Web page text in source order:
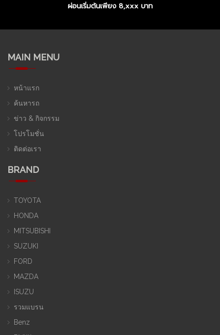
ผ่อนเริ่มต้นเพียง 8,xxx บาท
MAIN MENU
หน้าแรก
ค้นหารถ
ข่าว & กิจกรรม
โปรโมชั่น
ติดต่อเรา
BRAND
TOYOTA
HONDA
MITSUBISHI
SUZUKI
FORD
MAZDA
ISUZU
รวมแบรน
Benz